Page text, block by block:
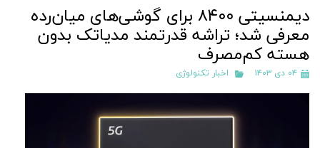
دیمنسیتی ۸۴۰۰ برای گوشی‌های میان‌رده
معرفی شد؛ تراشه قدرتمند مدیاتک بدون
هسته کم‌مصرف
۰۴ دی ۱۴۰۳ اخبار تکنولوژی